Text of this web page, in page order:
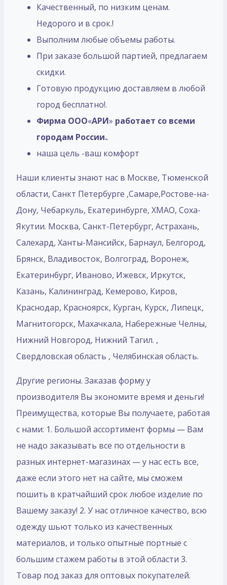
Качественный, по низким ценам.
Недорого и в срок.!
Выполним любые объемы работы.
При заказе большой партией, предлагаем
скидки.
Готовую продукцию доставляем в любой
город бесплатно!.
Фирма ООО«АРИ» работает со всеми
городам России..
наша цель -ваш комфорт
Наши клиенты знают нас в Москве, Тюменской
области, Санкт Петербурге ,Самаре,Ростове-на-
Дону, Чебаркуль, Екатеринбурге, ХМАО, Соха-
Якутии. Москва, Санкт-Петербург, Астрахань,
Салехард, Ханты-Мансийск, Барнаул, Белгород,
Брянск, Владивосток, Волгоград, Воронеж,
Екатеринбург, Иваново, Ижевск, Иркутск,
Казань, Калининград, Кемерово, Киров,
Краснодар, Красноярск, Курган, Курск, Липецк,
Магнитогорск, Махачкала, Набережные Челны,
Нижний Новгород, Нижний Тагил. ,
Свердловская область , Челябинская область.
Другие регионы. Заказав форму у
производителя Вы экономите время и деньги!
Преимущества, которые Вы получаете, работая
с нами: 1. Большой ассортимент формы — Вам
не надо заказывать все по отдельности в
разных интернет-магазинах — у нас есть все,
даже если этого нет на сайте, мы сможем
пошить в кратчайший срок любое изделие по
Вашему заказу! 2. У нас отличное качество, всю
одежду шьют только из качественных
материалов, и только опытные портные с
большим стажем работы в этой области 3.
Товар под заказ для оптовых покупателей.